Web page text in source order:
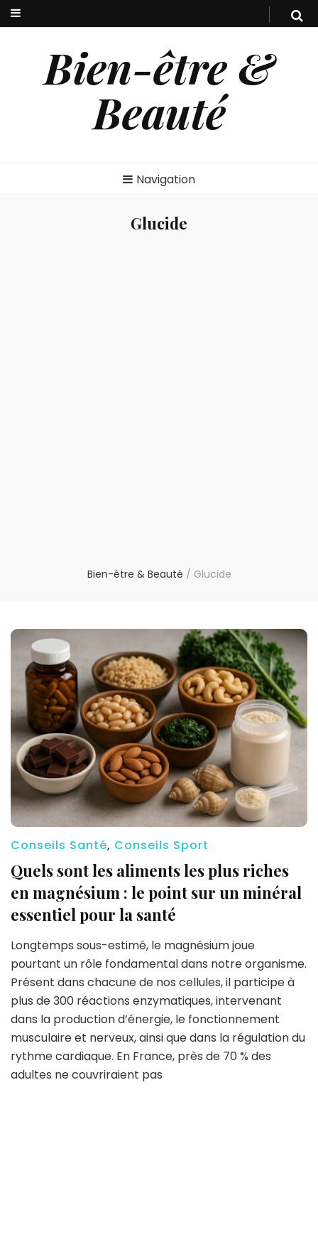
Bien-être &
Beauté
Navigation
Glucide
Bien-être & Beauté / Glucide
Conseils Santé, Conseils Sport
Quels sont les aliments les plus riches
en magnésium : le point sur un minéral
essentiel pour la santé
Longtemps sous-estimé, le magnésium joue
pourtant un rôle fondamental dans notre organisme.
Présent dans chacune de nos cellules, il participe à
plus de 300 réactions enzymatiques, intervenant
dans la production d’énergie, le fonctionnement
musculaire et nerveux, ainsi que dans la régulation du
rythme cardiaque. En France, près de 70 % des
adultes ne couvriraient pas